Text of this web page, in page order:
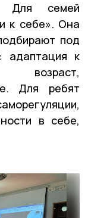
Для семей
к себе». Она
под
адаптация к
возраст,
Для ребят
в себе,